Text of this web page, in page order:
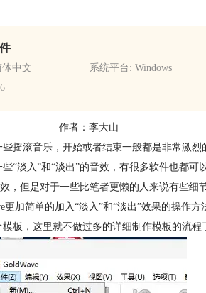
中文
系统平台: Windows
作者：李大山
摇滚音乐，开始或者结束一般都是非常激
“淡入”和“淡出”的音效，有很多软件也都
，但是对于一些比笔者更懒的人来说有些
更加简单的加入“淡入”和“淡出”效果的操作方
板，这里就不做过多的详细制作模板的流程